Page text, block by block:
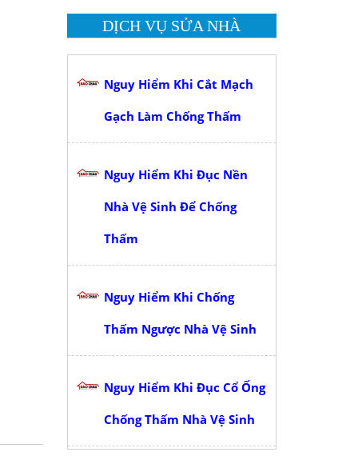
DỊCH VỤ SỬA NHÀ
Nguy Hiểm Khi Cắt Mạch
Gạch Làm Chống Thấm
Nguy Hiểm Khi Đục Nền
Nhà Vệ Sinh Để Chống
Thấm
Nguy Hiểm Khi Chống
Thấm Ngược Nhà Vệ Sinh
Nguy Hiểm Khi Đục Cổ Ống
Chống Thấm Nhà Vệ Sinh